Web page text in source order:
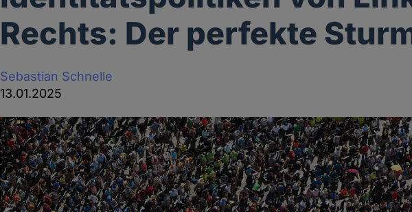
Rechts: Der perfekte
Sebastian Schnelle
13.01.2025